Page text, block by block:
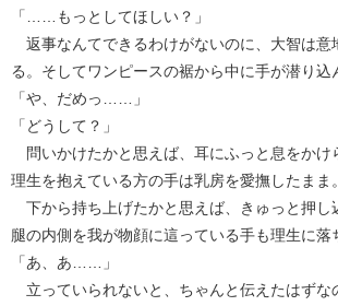
「……もっとしてほしい？」
返事なんてできるわけがないのに、大智は意
る。そしてワンピースの裾から中に手が潜り込
「や、だめっ……」
「どうして？」
問いかけたかと思えば、耳にふっと息をかけ
理生を抱えている方の手は乳房を愛撫したまま。
下から持ち上げたかと思えば、きゅっと押し
腿の内側を我が物顔に這っている手も理生に落
「あ、あ……」
立っていられないと、ちゃんと伝えたはずな